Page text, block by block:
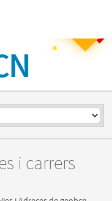
i carrers